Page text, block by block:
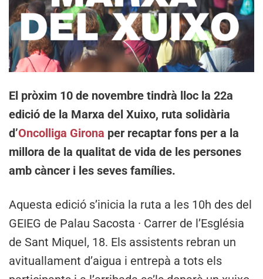
El pròxim 10 de novembre tindrà lloc la 22a
edició de la Marxa del Xuixo, ruta solidària
d’Oncolliga Girona per recaptar fons per a la
millora de la qualitat de vida de les persones
amb càncer i les seves famílies.
Aquesta edició s’inicia la ruta a les 10h des del
GEIEG de Palau Sacosta · Carrer de l’Església
de Sant Miquel, 18. Els assistents rebran un
avituallament d’aigua i entrepà a tots els